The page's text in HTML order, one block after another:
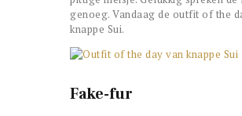
genoeg. Vandaag de outfit of the
knappe Sui.
Fake-fur